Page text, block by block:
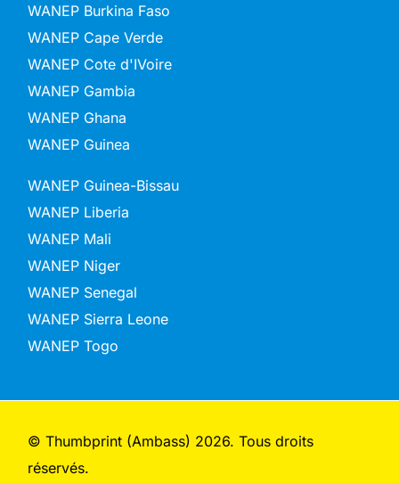
WANEP Burkina Faso
WANEP Cape Verde
WANEP Cote d'IVoire
WANEP Gambia
WANEP Ghana
WANEP Guinea
WANEP Guinea-Bissau
WANEP Liberia
WANEP Mali
WANEP Niger
WANEP Senegal
WANEP Sierra Leone
WANEP Togo
© Thumbprint (Ambass) 2026. Tous droits
réservés.